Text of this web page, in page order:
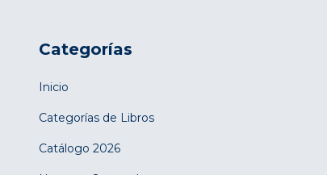
Categorías
Inicio
Categorías de Libros
Catálogo 2026